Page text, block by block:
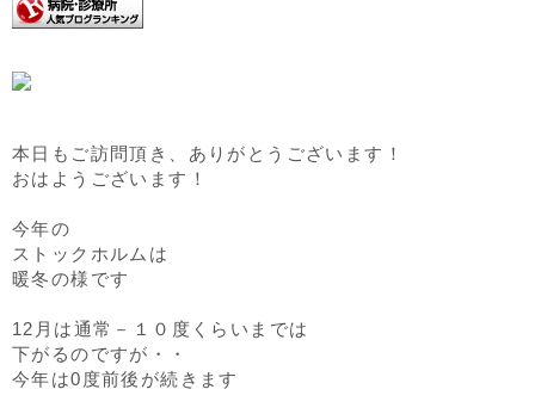
本日もご訪問頂き、ありがとうございます！
おはようございます！
今年の
ストックホルムは
暖冬の様です
12月は通常－１０度くらいまでは
下がるのですが・・
今年は0度前後が続きます